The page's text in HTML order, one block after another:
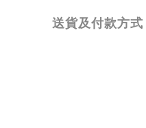
送貨及付款方式